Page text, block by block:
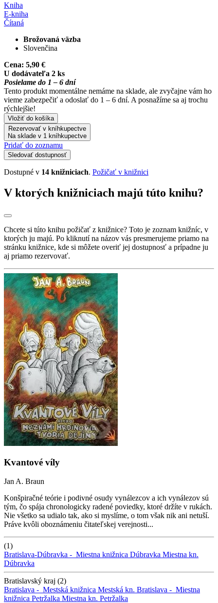
Kniha
E-kniha
Čítaná
Brožovaná väzba
Slovenčina
Cena: 5,90 €
U dodávateľa 2 ks
Posielame do 1 – 6 dní
Tento produkt momentálne nemáme na sklade, ale zvyčajne vám ho
vieme zabezpečiť a odoslať do 1 – 6 dní. A posnažíme sa aj trochu
rýchlejšie!
Vložiť do košíka
Rezervovať v kníhkupectve
Na sklade v 1 kníhkupectve
Pridať do zoznamu
Sledovať dostupnosť
Dostupné v 14 knižniciach. Požičať v knižnici
V ktorých knižniciach majú túto knihu?
Chcete si túto knihu požičať z knižnice? Toto je zoznam knižníc, v
ktorých ju majú. Po kliknutí na názov vás presmerujeme priamo na
stránku knižnice, kde si môžete overiť jej dostupnosť a prípadne ju
aj priamo rezervovať.
Kvantové víly
Jan A. Braun
Konšpiračné teórie i podivné osudy vynálezcov a ich vynálezov sú
tým, čo spája chronologicky radené poviedky, ktoré držíte v rukách.
Nie všetko sa udialo tak, ako si myslíme, o tom však nik ani netuší.
Práve kvôli oboznámeniu čitateľskej verejnosti...
(1)
Bratislava-Dúbravka - Miestna knižnica Dúbravka Miestna kn.
Dúbravka
Bratislavský kraj (2)
Bratislava - Mestská knižnica Mestská kn. Bratislava - Miestna
knižnica Petržalka Miestna kn. Petržalka